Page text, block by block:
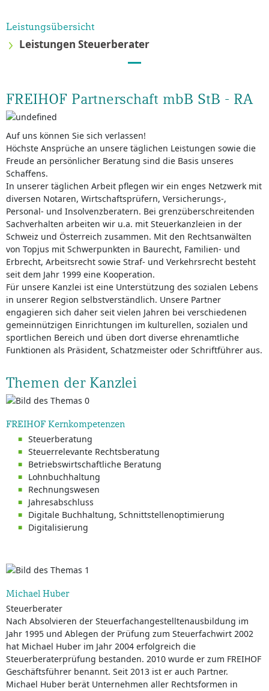
Leistungsübersicht
Leistungen Steuerberater
FREIHOF Partnerschaft mbB StB - RA
Auf uns können Sie sich verlassen!
Höchste Ansprüche an unsere täglichen Leistungen sowie die
Freude an persönlicher Beratung sind die Basis unseres
Schaffens.
In unserer täglichen Arbeit pflegen wir ein enges Netzwerk mit
diversen Notaren, Wirtschaftsprüfern, Versicherungs-,
Personal- und Insolvenzberatern. Bei grenzüberschreitenden
Sachverhalten arbeiten wir u.a. mit Steuerkanzleien in der
Schweiz und Österreich zusammen. Mit den Rechtsanwälten
von Topjus mit Schwerpunkten in Baurecht, Familien- und
Erbrecht, Arbeitsrecht sowie Straf- und Verkehrsrecht besteht
seit dem Jahr 1999 eine Kooperation.
Für unsere Kanzlei ist eine Unterstützung des sozialen Lebens
in unserer Region selbstverständlich. Unsere Partner
engagieren sich daher seit vielen Jahren bei verschiedenen
gemeinnützigen Einrichtungen im kulturellen, sozialen und
sportlichen Bereich und üben dort diverse ehrenamtliche
Funktionen als Präsident, Schatzmeister oder Schriftführer aus.
Themen der Kanzlei
FREIHOF Kernkompetenzen
Steuerberatung
Steuerrelevante Rechtsberatung
Betriebswirtschaftliche Beratung
Lohnbuchhaltung
Rechnungswesen
Jahresabschluss
Digitale Buchhaltung, Schnittstellenoptimierung
Digitalisierung
Michael Huber
Steuerberater
Nach Absolvieren der Steuerfachangestelltenausbildung im
Jahr 1995 und Ablegen der Prüfung zum Steuerfachwirt 2002
hat Michael Huber im Jahr 2004 erfolgreich die
Steuerberaterprüfung bestanden. 2010 wurde er zum FREIHOF
Geschäftsführer benannt. Seit 2013 ist er auch Partner.
Michael Huber berät Unternehmen aller Rechtsformen in